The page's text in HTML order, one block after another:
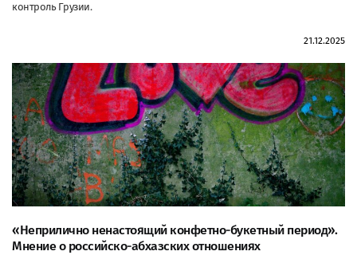
контроль Грузии.
21.12.2025
«Неприлично ненастоящий конфетно-букетный период».
Мнение о российско-абхазских отношениях